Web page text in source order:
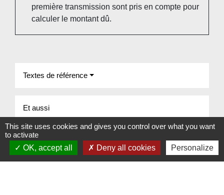
première transmission sont pris en compte pour
calculer le montant dû.
Textes de référence
Et aussi
Préparer sa succession : donation
Famille - Scolarité
This site uses cookies and gives you control over what you want
to activate
OK, accept all
Deny all cookies Personalize